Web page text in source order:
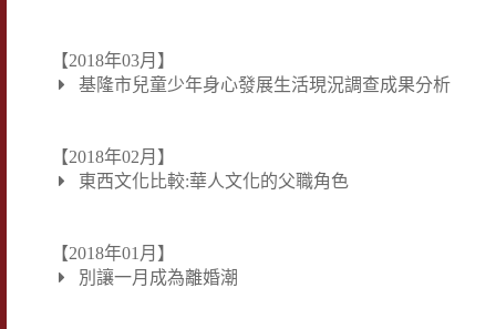
【2018年03月】
基隆市兒童少年身心發展生活現況調查成果分析
【2018年02月】
東西文化比較:華人文化的父職角色
【2018年01月】
別讓一月成為離婚潮